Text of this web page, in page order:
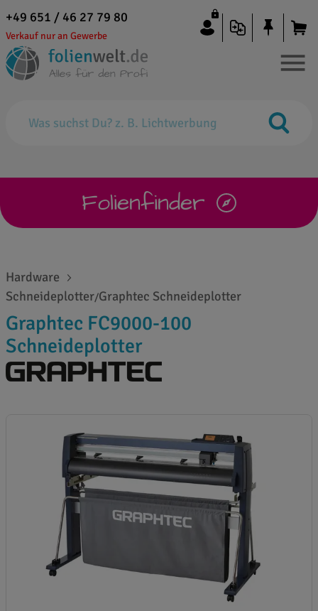
+49 651 / 46 27 79 80
Verkauf nur an Gewerbe
Folienfinder
Hardware
Schneideplotter/Graphtec Schneideplotter
Graphtec FC9000-100
Schneideplotter